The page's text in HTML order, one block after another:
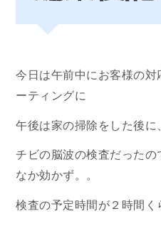
今日は午前中にお客様の対
ーティングに
午後は家の掃除をした後に
チビの脳波の検査だった
なか効かず。。
検査の予定時間が２時間く